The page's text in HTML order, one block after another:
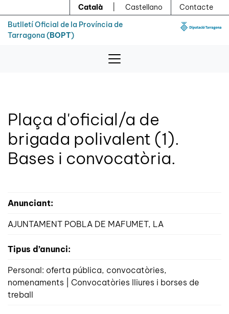
Català Castellano
Contacte
Butlletí Oficial de la Província de
Tarragona (BOPT)
Plaça d'oficial/a de
brigada polivalent (1).
Bases i convocatòria.
Anunciant:
AJUNTAMENT POBLA DE MAFUMET, LA
Tipus d’anunci:
Personal: oferta pública, convocatòries,
nomenaments | Convocatòries lliures i borses de
treball